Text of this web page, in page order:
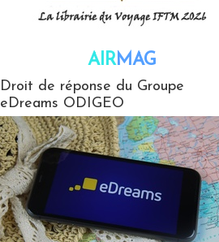
AIRMAG
Droit de réponse du Groupe
eDreams ODIGEO